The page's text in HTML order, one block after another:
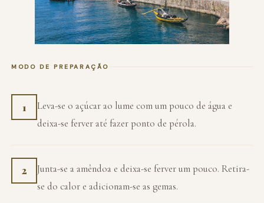
MODO DE PREPARAÇÃO
1
Leva-se o açúcar ao lume com um pouco de água e
deixa-se ferver até fazer ponto de pérola.
2
Junta-se a amêndoa e deixa-se ferver um pouco. Retira-
se do calor e adicionam-se as gemas.